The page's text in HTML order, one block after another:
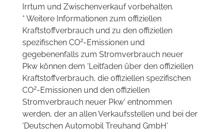
Irrtum und Zwischenverkauf vorbehalten.
* Weitere Informationen zum offiziellen
Kraftstoffverbrauch und zu den offiziellen
spezifischen CO2-Emissionen und
gegebenenfalls zum Stromverbrauch neuer
Pkw können dem 'Leitfaden über den offiziellen
Kraftstoffverbrauch, die offiziellen spezifischen
CO2-Emissionen und den offiziellen
Stromverbrauch neuer Pkw' entnommen
werden, der an allen Verkaufsstellen und bei der
'Deutschen Automobil Treuhand GmbH'